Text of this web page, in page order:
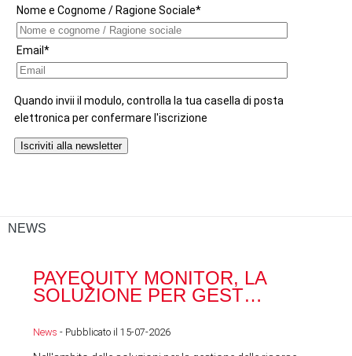
NEWS
PAYEQUITY MONITOR, LA
SOLUZIONE PER GEST…
News - Pubblicato il 15-07-2026